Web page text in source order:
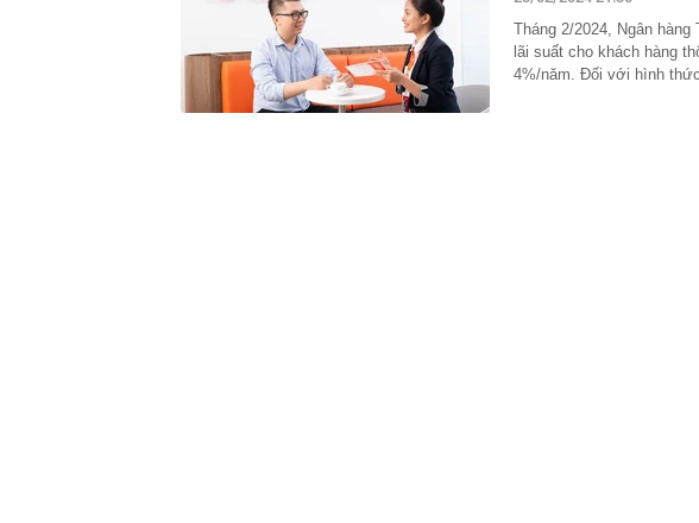
16:36
Omoda & Jaecoo triển khai loạt ưu đãi
triệu đồng
16:33
Vì sao ngày càng nhiều gia đình
cách làm vừa mát vừa thoát nước tốt
mới
Tháng 2/2024, Ngân
lãi suất cho khách hàng
4%/năm. Đối với hình